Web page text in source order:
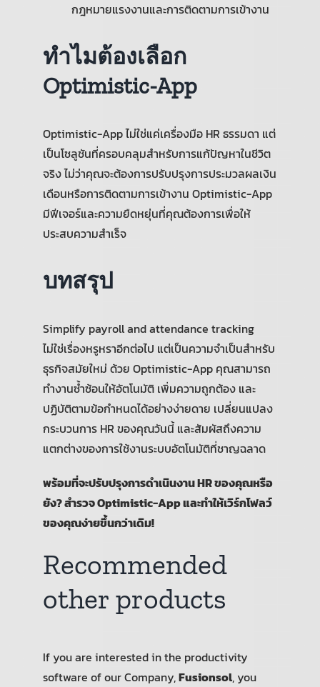
กฎหมายแรงงานและการติดตามการเข้างาน
ทำไมต้องเลือก
Optimistic-App
Optimistic-App ไม่ใช่แค่เครื่องมือ HR ธรรมดา แต่
เป็นโซลูชันที่ครอบคลุมสำหรับการแก้ปัญหาในชีวิต
จริง ไม่ว่าคุณจะต้องการปรับปรุงการประมวลผลเงิน
เดือนหรือการติดตามการเข้างาน Optimistic-App
มีฟีเจอร์และความยืดหยุ่นที่คุณต้องการเพื่อให้
ประสบความสำเร็จ
บทสรุป
Simplify payroll and attendance tracking
ไม่ใช่เรื่องหรูหราอีกต่อไป แต่เป็นความจำเป็นสำหรับ
ธุรกิจสมัยใหม่ ด้วย Optimistic-App คุณสามารถ
ทำงานซ้ำซ้อนให้อัตโนมัติ เพิ่มความถูกต้อง และ
ปฏิบัติตามข้อกำหนดได้อย่างง่ายดาย เปลี่ยนแปลง
กระบวนการ HR ของคุณวันนี้ และสัมผัสถึงความ
แตกต่างของการใช้งานระบบอัตโนมัติที่ชาญฉลาด
พร้อมที่จะปรับปรุงการดำเนินงาน HR ของคุณหรือ
ยัง? สำรวจ Optimistic-App และทำให้เวิร์กโฟลว์
ของคุณง่ายขึ้นกว่าเดิม!
Recommended
other products
If you are interested in the productivity
software of our Company,Fusionsol, you